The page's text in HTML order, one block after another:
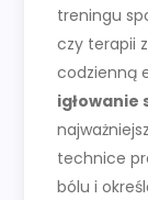
treningu
czy terapii
codzienną
igłowanie
technice
bólu i